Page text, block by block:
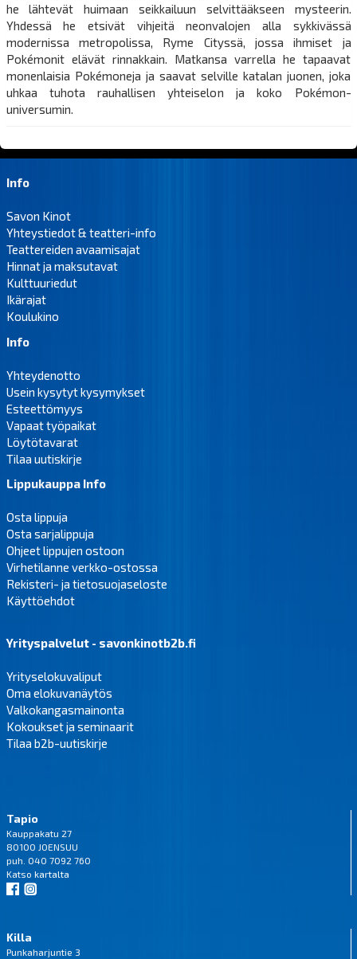
he lähtevät huimaan seikkailuun selvittääkseen mysteerin.
Yhdessä he etsivät vihjeitä neonvalojen alla sykkivässä
modernissa metropolissa, Ryme Cityssä, jossa ihmiset ja
Pokémonit elävät rinnakkain. Matkansa varrella he tapaavat
monenlaisia Pokémoneja ja saavat selville katalan juonen, joka
uhkaa tuhota rauhallisen yhteiselon ja koko Pokémon-
universumin.
Info
Savon Kinot
Yhteystiedot & teatteri-info
Teattereiden avaamisajat
Hinnat ja maksutavat
Kulttuuriedut
Ikärajat
Koulukino
Info
Yhteydenotto
Usein kysytyt kysymykset
Esteettömyys
Vapaat työpaikat
Löytötavarat
Tilaa uutiskirje
Lippukauppa Info
Osta lippuja
Osta sarjalippuja
Ohjeet lippujen ostoon
Virhetilanne verkko-ostossa
Rekisteri- ja tietosuojaseloste
Käyttöehdot
Yrityspalvelut - savonkinotb2b.fi
Yrityselokuvaliput
Oma elokuvanäytös
Valkokangasmainonta
Kokoukset ja seminaarit
Tilaa b2b-uutiskirje
Tapio
Kauppakatu 27
80100 JOENSUU
puh. 040 7092 760
Katso kartalta
Killa
Punkaharjuntie 3